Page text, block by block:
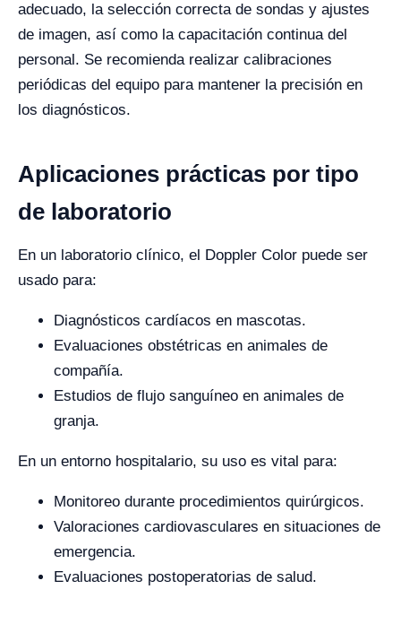
adecuado, la selección correcta de sondas y ajustes
de imagen, así como la capacitación continua del
personal. Se recomienda realizar calibraciones
periódicas del equipo para mantener la precisión en
los diagnósticos.
Aplicaciones prácticas por tipo
de laboratorio
En un laboratorio clínico, el Doppler Color puede ser
usado para:
Diagnósticos cardíacos en mascotas.
Evaluaciones obstétricas en animales de
compañía.
Estudios de flujo sanguíneo en animales de
granja.
En un entorno hospitalario, su uso es vital para:
Monitoreo durante procedimientos quirúrgicos.
Valoraciones cardiovasculares en situaciones de
emergencia.
Evaluaciones postoperatorias de salud.